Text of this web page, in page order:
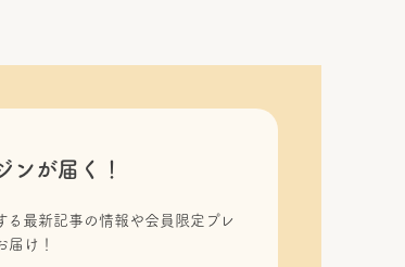
ンが届く！
る最新記事の情報や会員限定プレ
届け！